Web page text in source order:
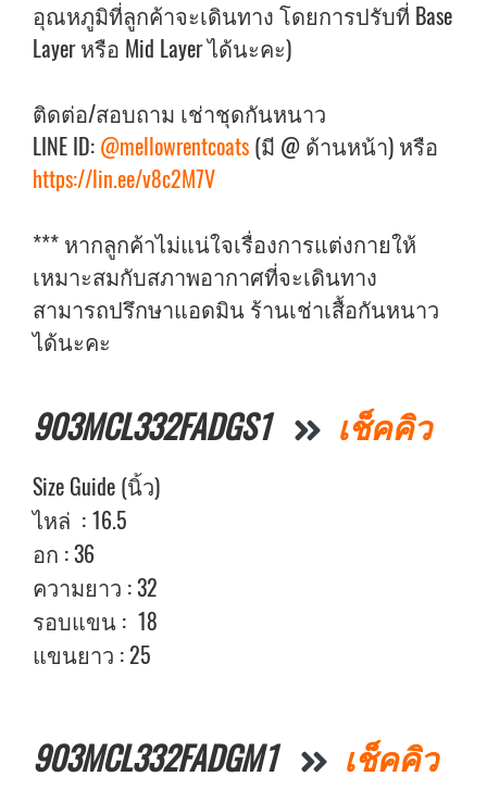
อุณหภูมิที่ลูกค้าจะเดินทาง โดยการปรับที่ Base
Layer หรือ Mid Layer ได้นะคะ)
ติดต่อ/สอบถาม เช่าชุดกันหนาว
LINE ID: @mellowrentcoats (มี @ ด้านหน้า) หรือ
https://lin.ee/v8c2M7V
*** หากลูกค้าไม่แน่ใจเรื่องการแต่งกายให้
เหมาะสมกับสภาพอากาศที่จะเดินทาง
สามารถปรึกษาแอดมิน ร้านเช่าเสื้อกันหนาว
ได้นะคะ
903MCL332FADGS1 เช็คคิว
Size Guide (นิ้ว)
ไหล่ : 16.5
อก : 36
ความยาว : 32
รอบแขน : 18
แขนยาว : 25
903MCL332FADGM1 เช็คคิว